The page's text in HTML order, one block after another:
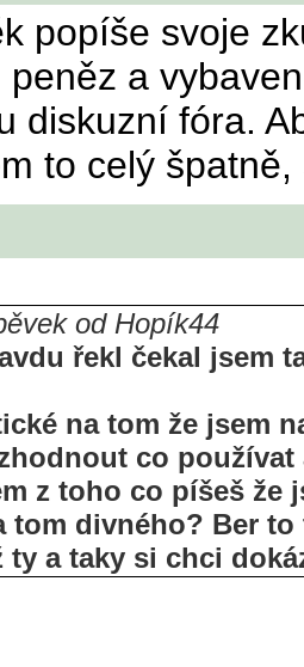
popíše svoje
peněz a
diskuzní fóra.
to celý
od Hopík44
řekl čekal jsem
na tom že jsem
co
z toho co píšeš že
tom divného? Ber
ty a taky si chci